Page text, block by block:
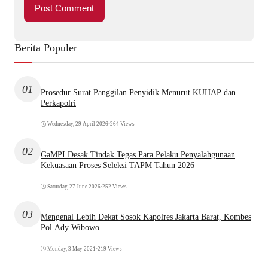
Berita Populer
01
Prosedur Surat Panggilan Penyidik Menurut KUHAP dan
Perkapolri
Wednesday, 29 April 2026•264 Views
02
GaMPI Desak Tindak Tegas Para Pelaku Penyalahgunaan
Kekuasaan Proses Seleksi TAPM Tahun 2026
Saturday, 27 June 2026•252 Views
03
Mengenal Lebih Dekat Sosok Kapolres Jakarta Barat, Kombes
Pol Ady Wibowo
Monday, 3 May 2021 •219 Views